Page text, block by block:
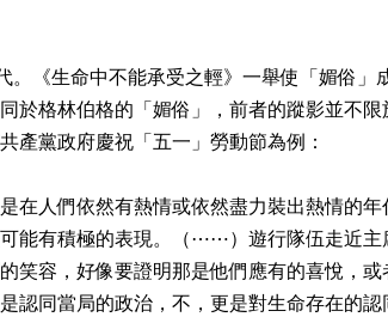
。《生命中不能承受之輕》一舉使「媚俗」
於格林伯格的「媚俗」，前者的蹤影並不
產黨政府慶祝「五一」勞動節為例：
在人們依然有熱情或依然盡力裝出熱情的年
能有積極的表現。（⋯⋯）遊行隊伍走近
笑容，好像要證明那是他們應有的喜悅，
認同當局的政治，不，更是對生命存在的